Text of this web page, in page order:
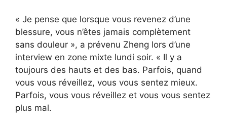
« Je pense que lorsque vous revenez d’une
blessure, vous n’êtes jamais complètement
sans douleur », a prévenu Zheng lors d’une
interview en zone mixte lundi soir. « Il y a
toujours des hauts et des bas. Parfois, quand
vous vous réveillez, vous vous sentez mieux.
Parfois, vous vous réveillez et vous vous sentez
plus mal.